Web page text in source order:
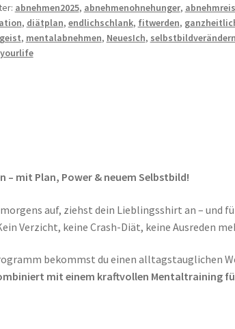
abnehmen2025, abnehmenohnehunger,
, diätplan, endlichschlank, fitwerden,
, mentalabnehmen, NeuesIch, selbstbildverändern
– mit Plan, Power & neuem Selbstbild!
auf, ziehst dein Lieblingsshirt an – und
Verzicht, keine Crash-Diät, keine Ausreden
bekommst du einen alltagstauglichen
mit einem kraftvollen Mentaltraining